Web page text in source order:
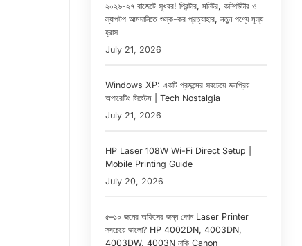
২০২৬-২৭ বাজেটে সুখবর! প্রিন্টার, মনিটর, কম্পিউটার ও
ল্যাপটপ আমদানিতে শুল্ক-কর প্রত্যাহার, নতুন পণ্যে মূল্য
হ্রাস
July 21, 2026
Windows XP: একটি প্রজন্মের সবচেয়ে জনপ্রিয়
অপারেটিং সিস্টেম | Tech Nostalgia
July 21, 2026
HP Laser 108W Wi-Fi Direct Setup |
Mobile Printing Guide
July 20, 2026
৫–১০ জনের অফিসের জন্য কোন Laser Printer
সবচেয়ে ভালো? HP 4002DN, 4003DN,
4003DW, 4003N নাকি Canon